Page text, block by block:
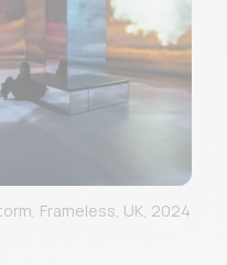
Frameless, UK, 2024